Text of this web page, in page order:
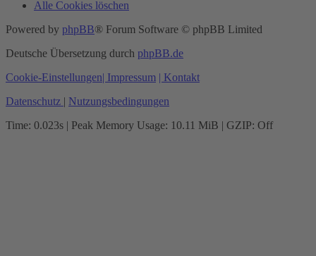
Alle Cookies löschen
Powered by phpBB® Forum Software © phpBB Limited
Deutsche Übersetzung durch phpBB.de
Cookie-Einstellungen| Impressum | Kontakt
Datenschutz | Nutzungsbedingungen
Time: 0.023s | Peak Memory Usage: 10.11 MiB | GZIP: Off